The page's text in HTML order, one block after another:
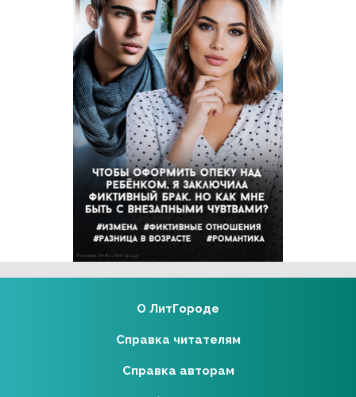
Реклама 18+ АО «ЛитГород»
О ЛитГороде
Справка читателям
Справка авторам